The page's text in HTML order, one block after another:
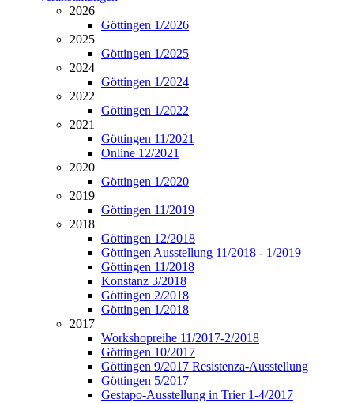
2026
Göttingen 1/2026
2025
Göttingen 1/2025
2024
Göttingen 1/2024
2022
Göttingen 1/2022
2021
Göttingen 11/2021
Online 12/2021
2020
Göttingen 1/2020
2019
Göttingen 11/2019
2018
Göttingen 12/2018
Göttingen Ausstellung 11/2018 - 1/2019
Göttingen 11/2018
Konstanz 3/2018
Göttingen 2/2018
Göttingen 1/2018
2017
Workshopreihe 11/2017-2/2018
Göttingen 10/2017
Göttingen 9/2017 Resistenza-Ausstellung
Göttingen 5/2017
Gestapo-Ausstellung in Trier 1-4/2017